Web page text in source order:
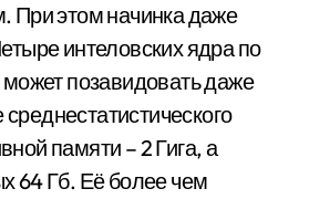
При этом начинка даже
интеловских ядра по
позавидовать даже
памяти – 2 Гига, а
64 Гб. Её более чем